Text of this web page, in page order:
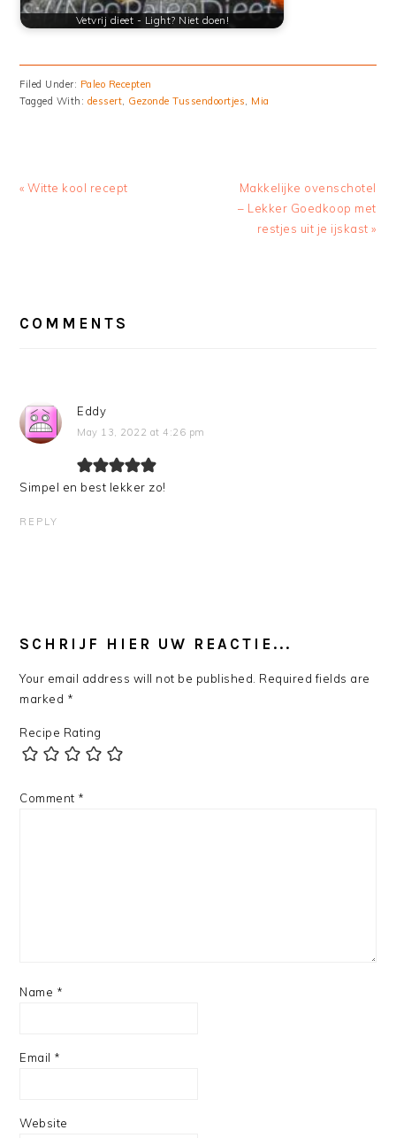
Vetvrij dieet - Light? Niet doen!
Filed Under: Paleo Recepten
Tagged With: dessert, Gezonde Tussendoortjes, Mia
Previous
« Witte kool recept
Next
Post:
Makkelijke ovenschotel
– Lekker Goedkoop met
restjes uit je ijskast »
INTERACTIONS
COMMENTS
Eddy
May 13, 2022 at 4:26 pm
Simpel en best lekker zo!
REPLY
SCHRIJF HIER UW REACTIE...
Your email address will not be published. Required fields are
marked *
Recipe Rating
Comment *
Name *
Email *
Website